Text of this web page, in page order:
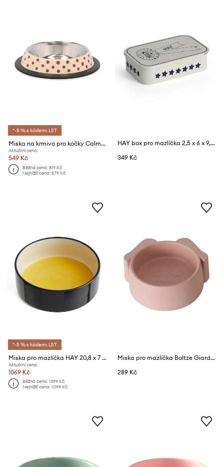
*-5 % s kódem: LST
Miska na krmivo pro kočky Calma House Lola
Aktuální cena:
549 Kč
Běžná cena:819 Kč
Nejnižší cena:579 Kč
HAY box pro mazlíčka 2,5 x 6 x 9,5 cm
349 Kč
*-5 % s kódem: LST
Miska pro mazlíčka HAY 20,8 x 7 cm
Aktuální cena:
1069 Kč
Běžná cena:1399 Kč
Nejnižší cena:1099 Kč
Miska pro mazlíčka Boltze Giardino 300 ml
289 Kč